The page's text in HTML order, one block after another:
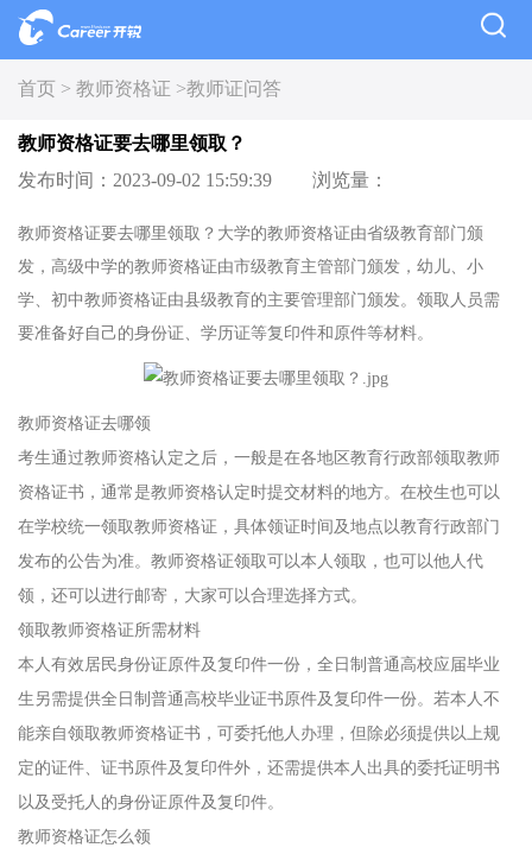
首页 > 教师资格证 >教师证问答
教师资格证要去哪里领取？
发布时间：2023-09-02 15:59:39
浏览量：
教师资格证要去哪里领取？大学的教师资格证由省级教育部门颁
发，高级中学的教师资格证由市级教育主管部门颁发，幼儿、小
学、初中教师资格证由县级教育的主要管理部门颁发。领取人员需
要准备好自己的身份证、学历证等复印件和原件等材料。
教师资格证去哪领
考生通过教师资格认定之后，一般是在各地区教育行政部领取教师
资格证书，通常是教师资格认定时提交材料的地方。在校生也可以
在学校统一领取教师资格证，具体领证时间及地点以教育行政部门
发布的公告为准。教师资格证领取可以本人领取，也可以他人代
领，还可以进行邮寄，大家可以合理选择方式。
领取教师资格证所需材料
本人有效居民身份证原件及复印件一份，全日制普通高校应届毕业
生另需提供全日制普通高校毕业证书原件及复印件一份。若本人不
能亲自领取教师资格证书，可委托他人办理，但除必须提供以上规
定的证件、证书原件及复印件外，还需提供本人出具的委托证明书
以及受托人的身份证原件及复印件。
教师资格证怎么领